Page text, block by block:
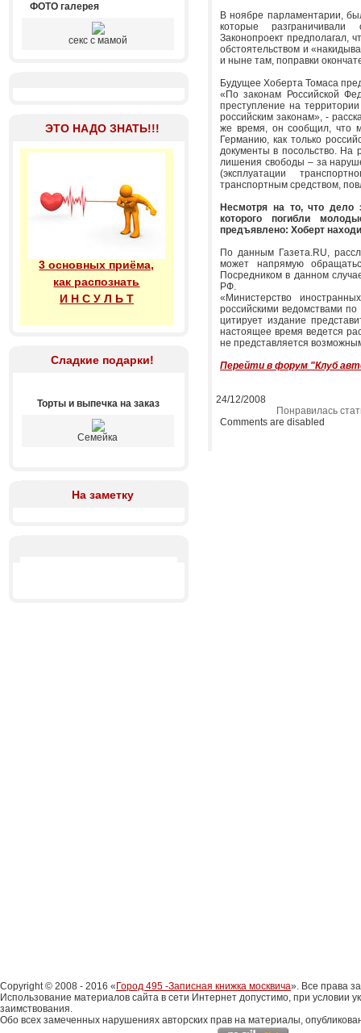
ФОТО галерея
секс с мамой
ЭТО НАДО ЗНАТЬ!!!
3 основных приёма,
как распознать
И Н С У Л Ь Т
Сладкие подарки!
Торты и выпечка на заказ
Семейка
На заметку
В ноябре парламентарии,
которые
Законопроект предполагал,
обстоятельством и
и ныне там, поправки
Будущее Хоберта Томаса
«По законам Российской
преступление на
российским законам», -
же время, он сообщил, что
Германию, как только
документы в посольство. На
лишения свободы – за
(эксплуатации
транспортным средством,
Несмотря на то, что дело
которого погибли
предъявлено: Хоберт
По данным Газета.RU,
может напрямую
Посредником в данном
РФ.
«Министерство
российскими ведомствами по
цитирует издание
настоящее время ведется
не представляется
Перейти в форум "Клуб
24/12/2008
Понравилась
Comments are disabled
Copyright © 2008 - 2016 « Город 495 -Записная книжка москвича». Все права
Использование материалов сайта в сети Интернет допустимо, при условии
заимствования.
Обо всех замеченных нарушениях авторских прав на материалы,